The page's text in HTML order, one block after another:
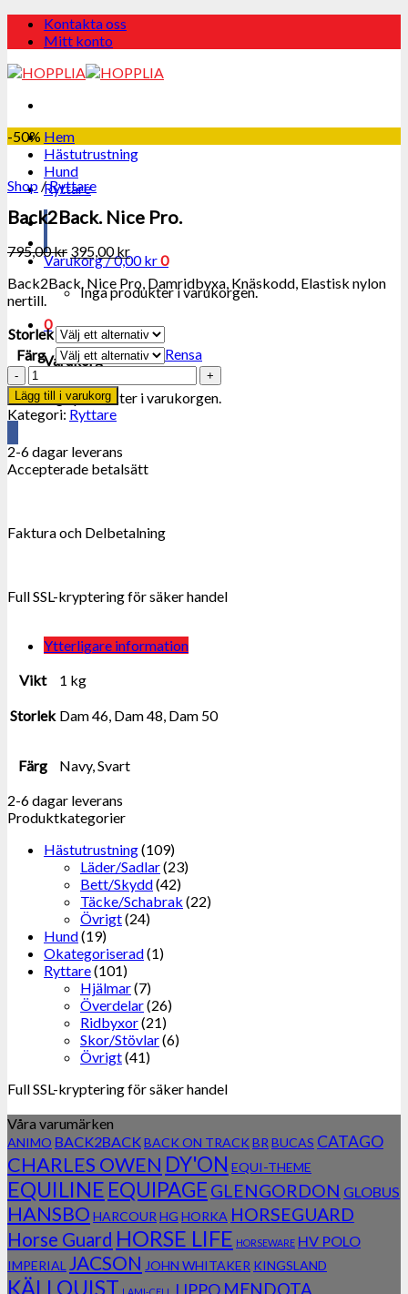
Skip
Kontakta oss
Mitt konto
Hem
Hästutrustning
Hund
Ryttare
Varukorg /0,00kr0
Inga produkter i varukorgen.
0
Varukorg
Inga produkter i varukorgen.
-50%
Shop /Ryttare
Back2Back. Nice Pro.
795,00kr 395,00kr
Back2Back. Nice Pro, Damridbyxa, Knäskodd, Elastisk nylon
nertill.
Storlek
Färg
Rensa
Back2Back.
Nice
Pro.
mängd
Lägg till i varukorg
Kategori: Ryttare
2-6 dagar leverans
Accepterade betalsätt
Faktura och Delbetalning
Full SSL-kryptering för säker handel
Ytterligare information
Vikt
1 kg
Storlek Dam 46, Dam 48, Dam 50
Färg
Navy, Svart
2-6 dagar leverans
Produktkategorier
Hästutrustning(109)
Läder/Sadlar(23)
Bett/Skydd(42)
Täcke/Schabrak (22)
Övrigt(24)
Hund(19)
Okategoriserad(1)
Ryttare(101)
Hjälmar(7)
Överdelar(26)
Ridbyxor(21)
Skor/Stövlar(6)
Övrigt(41)
Full SSL-kryptering för säker handel
Våra varumärken
ANIMO BACK2BACKBACK ON TRACK BR BUCAS CATAGO
CHARLES OWEN DY'ON EQUI-THEME
EQUILINE EQUIPAGE GLENGORDON GLOBUS
HANSBO HARCOUR HG HORKA HORSEGUARD
Horse Guard HORSE LIFE HORSEWARE HV POLO
IMPERIAL JACSON JOHN WHITAKER KINGSLAND
KÄLLQUIST MENDOTA